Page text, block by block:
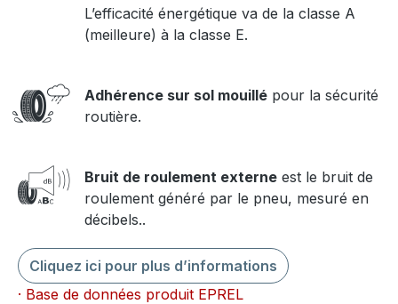
L’efficacité énergétique va de la classe A
(meilleure) à la classe E.
Adhérence sur sol mouillé pour la sécurité
routière.
Bruit de roulement externe est le bruit de
roulement généré par le pneu, mesuré en
décibels..
Cliquez ici pour plus d’informations
· Base de données produit EPREL